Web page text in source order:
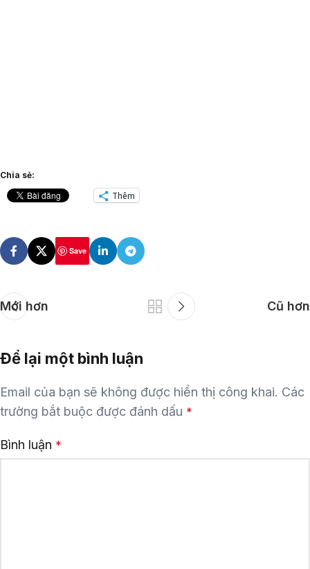
Chia sẻ:
Thêm
Save
Mới hơn Cũ hơn
Để lại một bình luận
Email của bạn sẽ không được hiển thị công khai. Các
trường bắt buộc được đánh dấu *
Bình luận *